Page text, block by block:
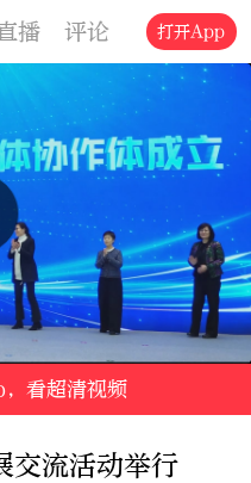
播 评论 交通 文旅
打开App
看超清视频
交流活动举行